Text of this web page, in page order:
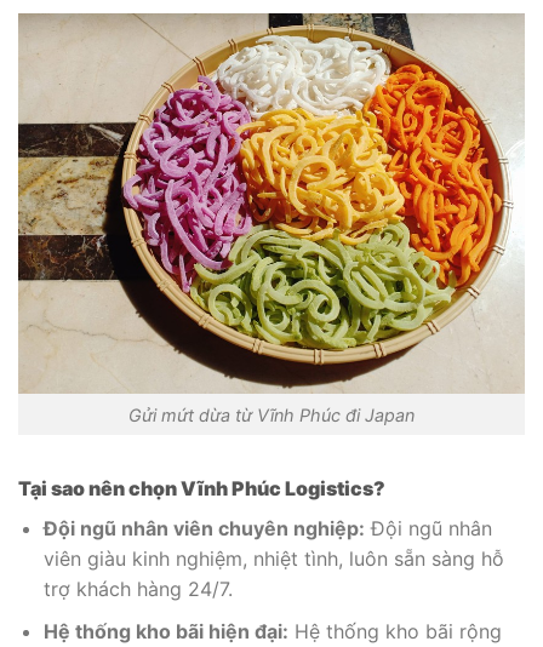
Gửi mứt dừa từ Vĩnh Phúc đi Japan
Tại sao nên chọn Vĩnh Phúc Logistics?
Đội ngũ nhân viên chuyên nghiệp: Đội ngũ nhân
viên giàu kinh nghiệm, nhiệt tình, luôn sẵn sàng hỗ
trợ khách hàng 24/7.
Hệ thống kho bãi hiện đại: Hệ thống kho bãi rộng